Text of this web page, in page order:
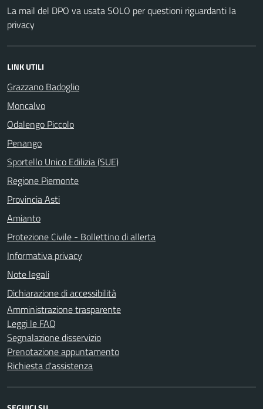
La mail del DPO va usata SOLO per questioni riguardanti la
privacy
LINK UTILI
Grazzano Badoglio
Moncalvo
Odalengo Piccolo
Penango
Sportello Unico Edilizia (SUE)
Regione Piemonte
Provincia Asti
Amianto
Protezione Civile - Bollettino di allerta
Informativa privacy
Note legali
Dichiarazione di accessibilità
Amministrazione trasparente
Leggi le FAQ
Segnalazione disservizio
Prenotazione appuntamento
Richiesta d'assistenza